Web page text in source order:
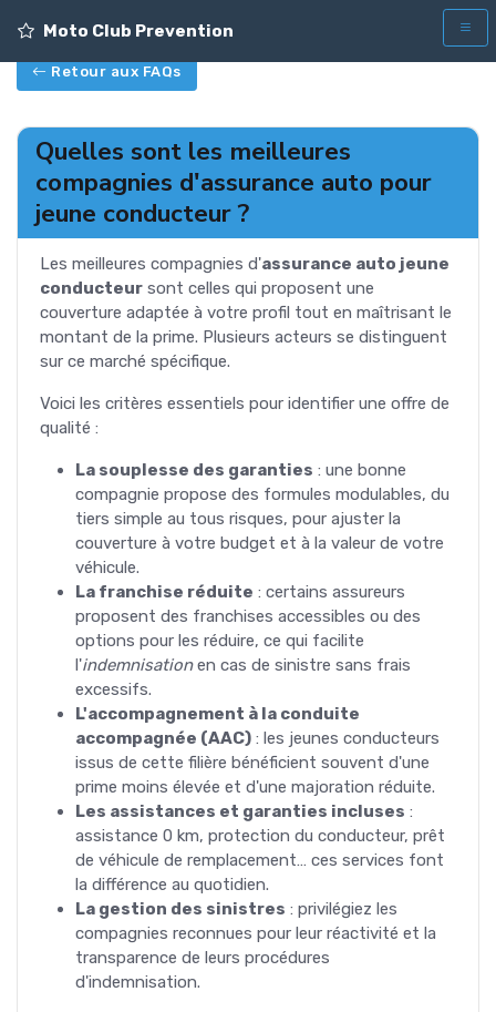
Moto Club Prevention
Retour aux FAQs
Quelles sont les meilleures
compagnies d'assurance auto pour
jeune conducteur ?
Les meilleures compagnies d'assurance auto jeune
conducteur sont celles qui proposent une
couverture adaptée à votre profil tout en maîtrisant le
montant de la prime. Plusieurs acteurs se distinguent
sur ce marché spécifique.
Voici les critères essentiels pour identifier une offre de
qualité :
La souplesse des garanties : une bonne
compagnie propose des formules modulables, du
tiers simple au tous risques, pour ajuster la
couverture à votre budget et à la valeur de votre
véhicule.
La franchise réduite : certains assureurs
proposent des franchises accessibles ou des
options pour les réduire, ce qui facilite
l'indemnisationen cas de sinistre sans frais
excessifs.
L'accompagnement à la conduite
accompagnée (AAC) : les jeunes conducteurs
issus de cette filière bénéficient souvent d'une
prime moins élevée et d'une majoration réduite.
Les assistances et garanties incluses :
assistance 0 km, protection du conducteur, prêt
de véhicule de remplacement… ces services font
la différence au quotidien.
La gestion des sinistres : privilégiez les
compagnies reconnues pour leur réactivité et la
transparence de leurs procédures
d'indemnisation.